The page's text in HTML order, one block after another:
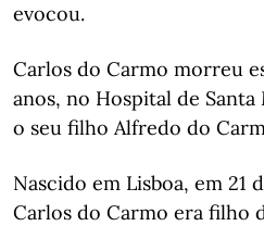
evocou.
Carlos do Carmo morreu
anos, no Hospital de Santa
o seu filho Alfredo do
Nascido em Lisboa, em 21
Carlos do Carmo era filho